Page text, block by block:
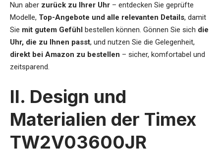
Nun aber zurück zu Ihrer Uhr – entdecken Sie geprüfte
Modelle, Top-Angebote und alle relevanten Details, damit
Sie mit gutem Gefühl bestellen können. Gönnen Sie sich die
Uhr, die zu Ihnen passt, und nutzen Sie die Gelegenheit,
direkt bei Amazon zu bestellen – sicher, komfortabel und
zeitsparend.
II. Design und
Materialien der Timex
TW2V03600JR